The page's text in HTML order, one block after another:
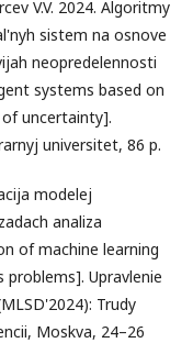
V.V. 2024. Algoritmy
sistem na osnove
neopredelennosti
systems based on
uncertainty].
universitet, 86 p.
modelej
analiza
of machine learning
Upravlenie
Trudy
Moskva, 24–26